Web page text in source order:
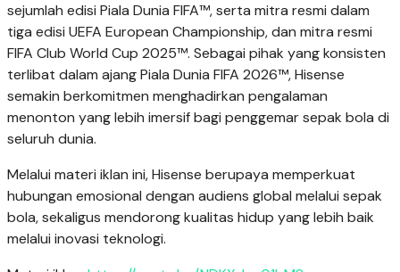
sejumlah edisi Piala Dunia FIFA™, serta mitra resmi dalam
tiga edisi UEFA European Championship, dan mitra resmi
FIFA Club World Cup 2025™. Sebagai pihak yang konsisten
terlibat dalam ajang Piala Dunia FIFA 2026™, Hisense
semakin berkomitmen menghadirkan pengalaman
menonton yang lebih imersif bagi penggemar sepak bola di
seluruh dunia.
Melalui materi iklan ini, Hisense berupaya memperkuat
hubungan emosional dengan audiens global melalui sepak
bola, sekaligus mendorong kualitas hidup yang lebih baik
melalui inovasi teknologi.